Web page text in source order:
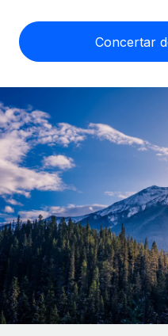
cumpliendo la
PEO
Externaliza tareas
INFRAESTRUCTURA
Conexión Remote
Integra los RR. HH. en
complicaciones.
Plataforma
Funciones esenciales
Comparador de
Compáranos con otras
ETAPAS DE CRECIMIENTO
Startups
Soluciones ágiles de
empresas en
Mediana empresa
Amplía tu equipo con
personalizadas.
Empresa
RR. HH. globales para
cualquier país.
autónomos globales.
APRENDIZAJE CON
Guías y recursos
Casos prácticos
Glosario de RR. HH.
Listas de verificación y
Biblioteca de
English
Nederlands
Français
Deutsch
Español
Italiano
Português (Portugal)
日本語
Concertar